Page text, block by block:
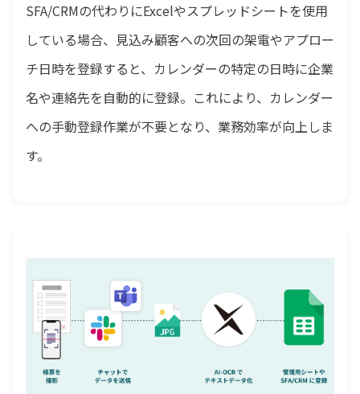
SFA/CRMの代わりにExcelやスプレッドシートを使用
している場合、見込み顧客への次回の架電やアプロー
チ日時を登録すると、カレンダーの特定の日時に企業
名や連絡先を自動的に登録。これにより、カレンダー
への手動登録作業が不要となり、業務効率が向上しま
す。